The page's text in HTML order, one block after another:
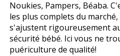
Noukies, Pampers, Béaba.
les plus complets du
s'ajustent rigoureusement
sécurité bébé. Ici vous ne
puériculture de qualité!